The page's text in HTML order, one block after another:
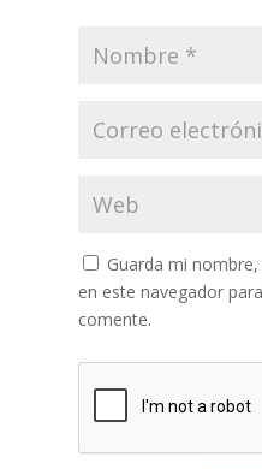
Guarda mi
en este navegador
comente.